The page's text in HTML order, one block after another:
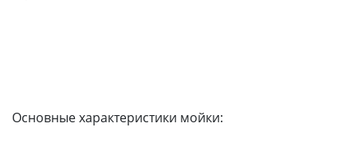
Основные характеристики мойки: